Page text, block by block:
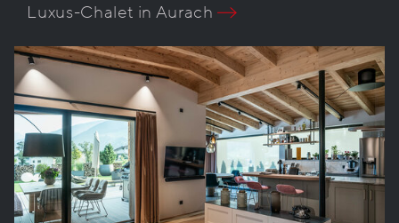
Luxus-Chalet in Aurach